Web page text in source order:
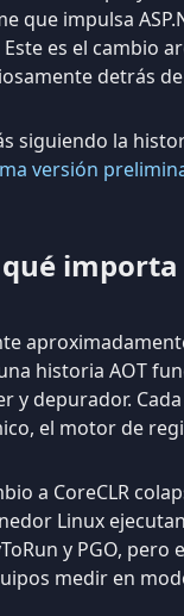
que impulsa
Este es el cambio
detrás
siguiendo la
versión
importa
historia AOT
y depurador.
el motor de
a CoreCLR
Linux
y PGO,
medir en